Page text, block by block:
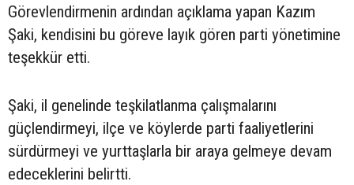
Görevlendirmenin ardından açıklama yapan Kazım
Şaki, kendisini bu göreve layık gören parti yönetimine
teşekkür etti.
Şaki, il genelinde teşkilatlanma çalışmalarını
güçlendirmeyi, ilçe ve köylerde parti faaliyetlerini
sürdürmeyi ve yurttaşlarla bir araya gelmeye devam
edeceklerini belirtti.